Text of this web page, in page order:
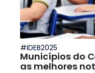
#IDEB2025
Municípios do
as melhores